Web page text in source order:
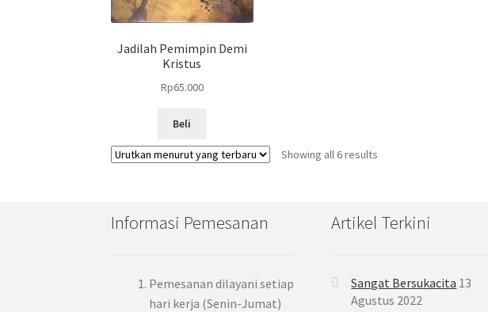
Jadilah Pemimpin Demi
Kristus
Rp65.000
Beli
Showing all 6 results
Informasi Pemesanan
Pemesanan dilayani setiap
hari kerja (Senin-Jumat)
Artikel Terkini
Sangat Bersukacita 13
Agustus 2022